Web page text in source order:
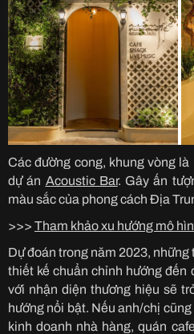
Các đường cong, khung vòng
dự án Acoustic Bar. Gây ấn
màu sắc của phong cách Địa
>>> Tham khảo xu hướng mô
Dự đoán trong năm 2023,
thiết kế chuẩn chỉnh hướng đến
với nhận diện thương hiệu sẽ
hướng nổi bật. Nếu anh/chị
kinh doanh nhà hàng, quán